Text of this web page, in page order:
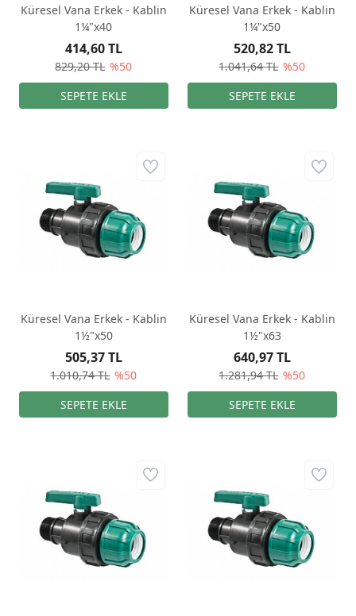
Küresel Vana Erkek - Kablin
1¼"x40
829,20 TL %50
414,60 TL
Küresel Vana Erkek - Kablin
1¼"x50
1.041,64 TL %50
520,82 TL
Küresel Vana Erkek - Kablin
1½"x50
1.010,74 TL %50
505,37 TL
Küresel Vana Erkek - Kablin
1½"x63
1.281,94 TL %50
640,97 TL